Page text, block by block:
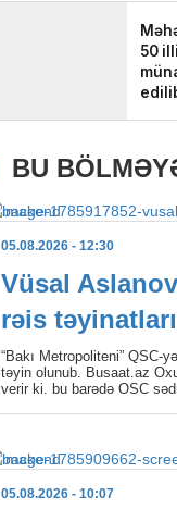
BU
05.08.2026 - 12:30
Vüsal
rəis təyinatları
“Bakı Metropoliteni” QSC-
təyin olunub. Busaat.az
verir ki, bu barədə QSC
05.08.2026 - 10:07